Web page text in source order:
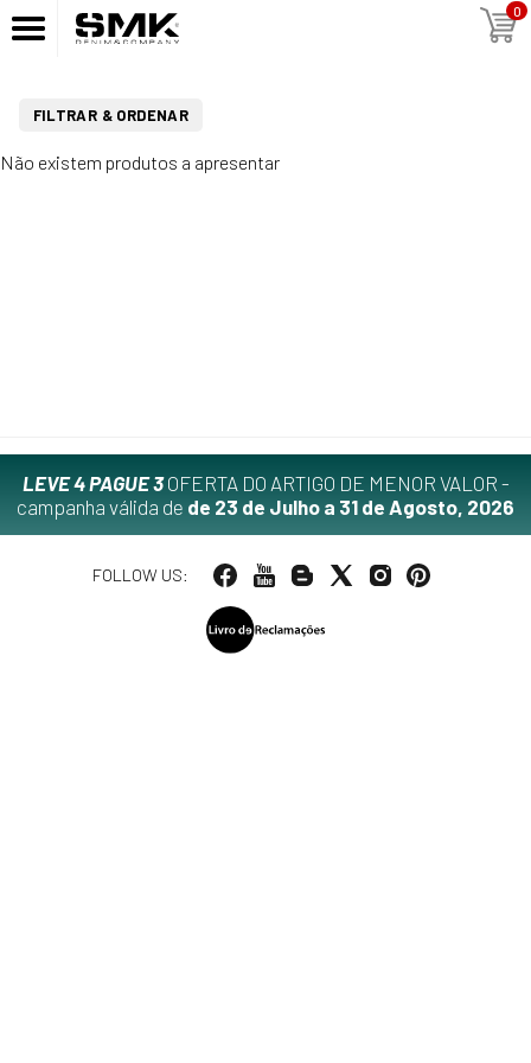
0
FILTRAR & ORDENAR
Não existem produtos a apresentar
LEVE 4 PAGUE 3OFERTA DO ARTIGO DE MENOR VALOR -
campanha válida de de 23 de Julho a 31 de Agosto, 2026
FOLLOW US: